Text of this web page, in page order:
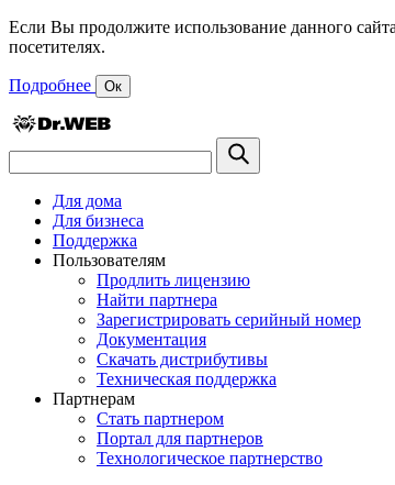
Если Вы продолжите использование данного
посетителях.
Подробнее Ок
Для дома
Для бизнеса
Поддержка
Пользователям
Продлить лицензию
Найти партнера
Зарегистрировать серийный номер
Документация
Скачать дистрибутивы
Техническая поддержка
Партнерам
Стать партнером
Портал для партнеров
Технологическое партнерство